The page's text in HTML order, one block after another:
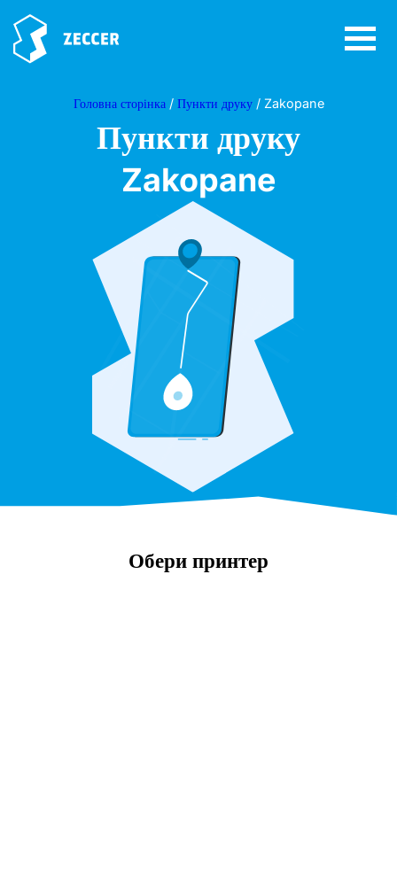
Головна сторінка/ Пункти друку/ Zakopane
Пункти друку
Zakopane
Обери принтер